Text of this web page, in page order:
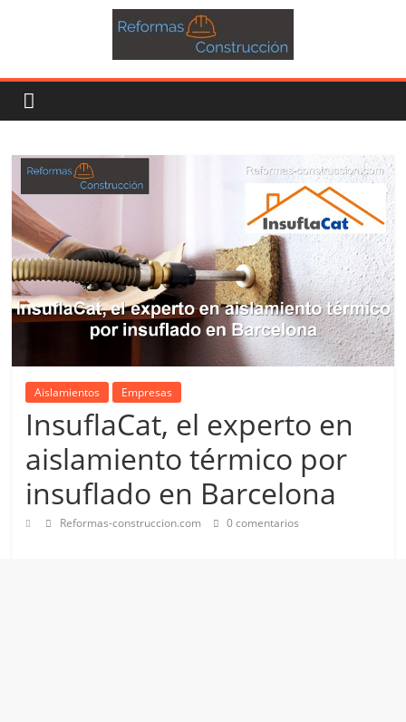
Aislamientos Empresas
InsuflaCat, el experto en
aislamiento térmico por
insuflado en Barcelona
Reformas-construccion.com 0 comentarios